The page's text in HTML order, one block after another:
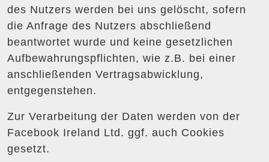
des Nutzers werden bei uns gelöscht, sofern
die Anfrage des Nutzers abschließend
beantwortet wurde und keine gesetzlichen
Aufbewahrungspflichten, wie z.B. bei einer
anschließenden Vertragsabwicklung,
entgegenstehen.
Zur Verarbeitung der Daten werden von der
Facebook Ireland Ltd. ggf. auch Cookies
gesetzt.